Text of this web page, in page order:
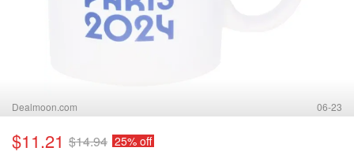
Dealmoon.com 06-23
$11.21 $14.94 25% off